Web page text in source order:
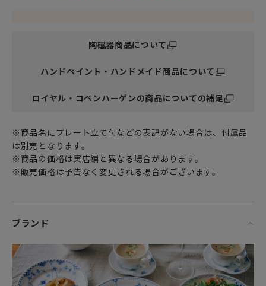
陶磁器商品について
ハンドペイント・ハンドメイド商品について
ロイヤル・コペンハーゲンの商品についての補足
※商品名にプレート立て付などの表記がない場合は、付属品
は別売となります。
※商品の価格は実店舗と異なる場合があります。
※販売価格は予告なく変更される場合がございます。
ブランド